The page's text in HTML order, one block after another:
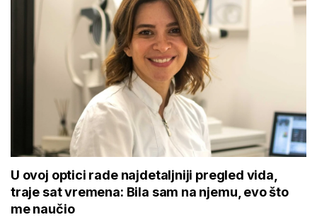
U ovoj optici rade najdetaljniji pregled vida,
traje sat vremena: Bila sam na njemu, evo što
me naučio